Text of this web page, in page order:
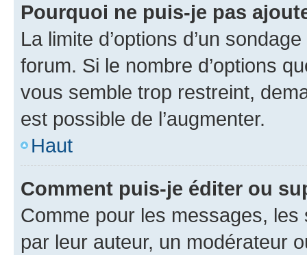
Pourquoi ne puis-je pas
La limite d’options d’un
forum. Si le nombre d’options
vous semble trop restreint,
est possible de l’augmenter.
Haut
Comment puis-je éditer ou
Comme pour les messages,
par leur auteur, un modérateur